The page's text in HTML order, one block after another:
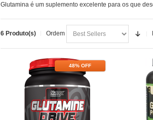
Glutamina é um suplemento excelente para os que
6 Produto(s) Ordem
48% OFF